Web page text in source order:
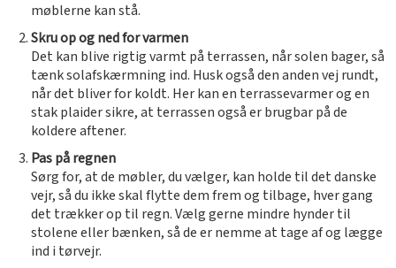
møblerne kan stå.
Skru op og ned for varmen
Det kan blive rigtig varmt på terrassen, når solen bager, så
tænk solafskærmning ind. Husk også den anden vej rundt,
når det bliver for koldt. Her kan en terrassevarmer og en
stak plaider sikre, at terrassen også er brugbar på de
koldere aftener.
Pas på regnen
Sørg for, at de møbler, du vælger, kan holde til det danske
vejr, så du ikke skal flytte dem frem og tilbage, hver gang
det trækker op til regn. Vælg gerne mindre hynder til
stolene eller bænken, så de er nemme at tage af og lægge
ind i tørvejr.